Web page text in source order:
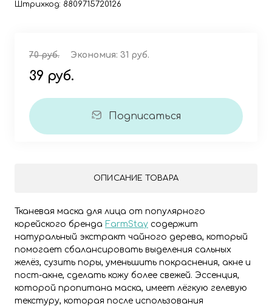
Штрихкод: 8809715720126
70 руб. Экономия: 31 руб.
39 руб.
Подписаться
ОПИСАНИЕ ТОВАРА
Тканевая маска для лица от популярного
корейского бренда FarmStay содержит
натуральный экстракт чайного дерева, который
помогает сбалансировать выделения сальных
желёз, сузить поры, уменьшить покраснения, акне и
пост-акне, сделать кожу более свежей. Эссенция,
которой пропитана маска, имеет лёгкую гелевую
текстуру, которая после использования